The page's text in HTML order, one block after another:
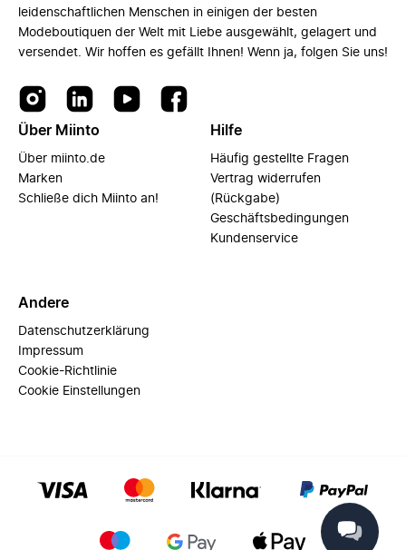
leidenschaftlichen Menschen in einigen der besten
Modeboutiquen der Welt mit Liebe ausgewählt, gelagert und
versendet. Wir hoffen es gefällt Ihnen! Wenn ja, folgen Sie uns!
Über Miinto
Über miinto.de
Marken
Schließe dich Miinto an!
Hilfe
Häufig gestellte Fragen
Vertrag widerrufen
(Rückgabe)
Geschäftsbedingungen
Kundenservice
Andere
Datenschutzerklärung
Impressum
Cookie-Richtlinie
Cookie Einstellungen